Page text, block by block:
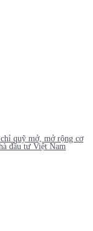
quỹ mở, mở rộng cơ
đầu tư Việt Nam